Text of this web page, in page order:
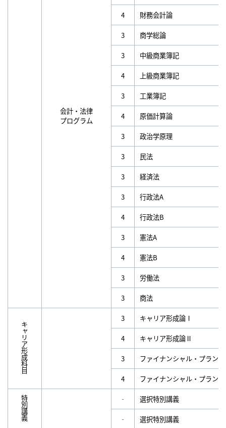
会計・法律
プログラム
4 財務会計論
3 商学総論
3 中級商業簿記
4 上級商業簿記
3 工業簿記
4 原価計算論
3 政治学原理
3 民法
3 経済法
3 行政法A
4 行政法B
3 憲法A
4 憲法B
3 労働法
3 商法
キャリア形成科目
3 キャリア形成論Ⅰ
4 キャリア形成論Ⅱ
3 ファイナンシャル・プラン
4 ファイナンシャル・プラン
特別講義 ‐ 選択特別講義
‐ 選択特別講義